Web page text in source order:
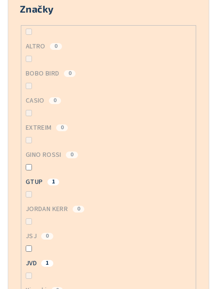
Značky
ALTRO 0
BOBO BIRD 0
CASIO 0
EXTREIM 0
GINO ROSSI 0
GTUP 1
JORDAN KERR 0
JSJ 0
JVD 1